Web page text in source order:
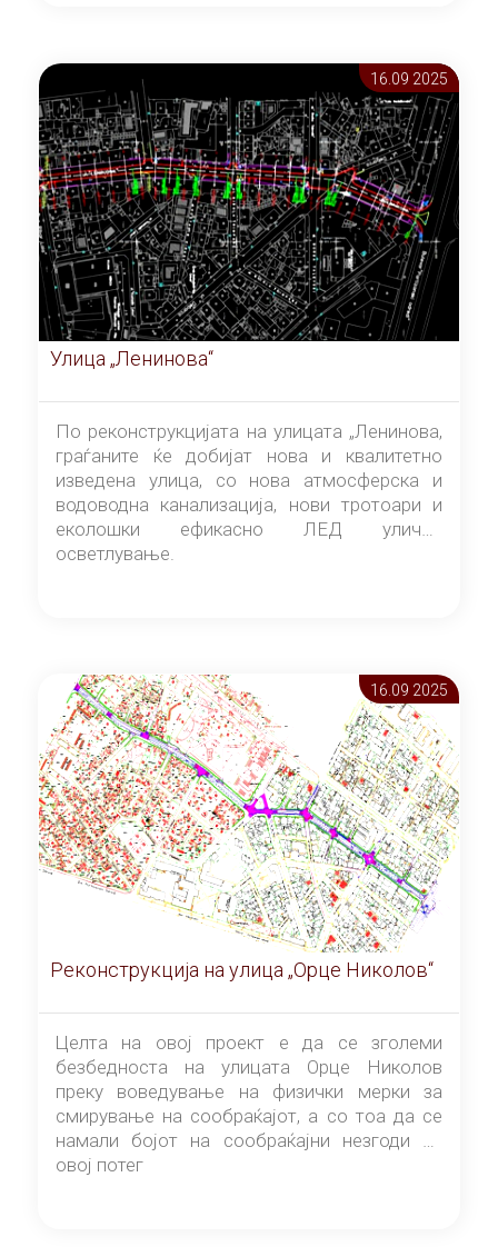
16.09 2025
Улица „Ленинова“
По реконструкцијата на улицата „Ленинова,
граѓаните ќе добијат нова и квалитетно
изведена улица, со нова атмосферска и
водоводна канализација, нови тротоари и
еколошки ефикасно ЛЕД улично
осветлување.
16.09 2025
Реконструкција на улица „Орце Николов“
Целта на овој проект е да се зголеми
безбедноста на улицата Орце Николов
преку воведување на физички мерки за
смирување на сообраќајот, а со тоа да се
намали бојот на сообраќајни незгоди на
овој потег